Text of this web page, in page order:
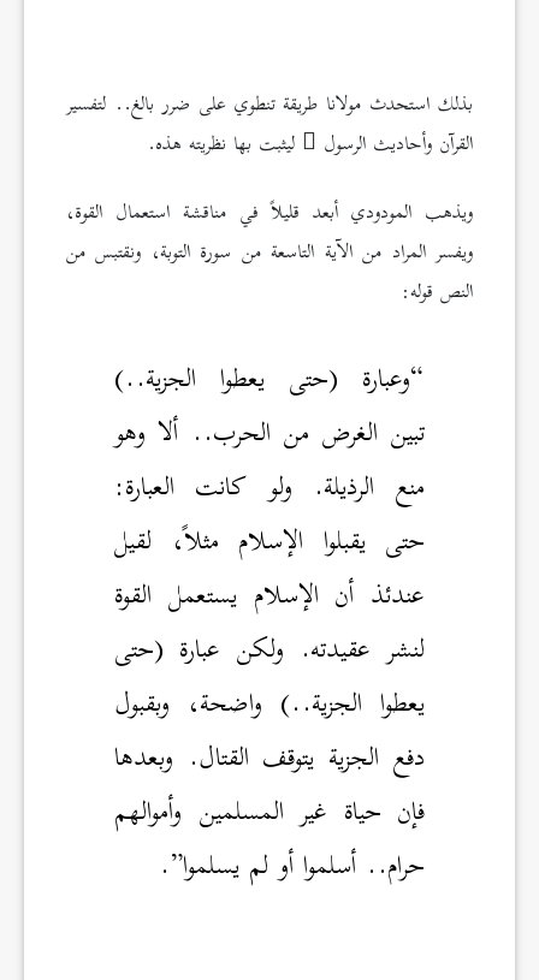
بذلك استحدث مولانا طريقة تنطوي على ضرر بالغ.. لتفسير
القرآن وأحاديث الرسول
ليثبت بها نظريته هذه.
ويذهب المودودي أبعد قليلاً في مناقشة استعمال القوة،
ويفسر المراد من الآية التاسعة من سورة التوبة، ونقتبس من
النص قوله:
“وعبارة (حتى يعطوا الجزية..)
تبين الغرض من الحرب.. ألا وهو
منع الرذيلة. ولو كانت العبارة:
حتى يقبلوا الإسلام مثلاً، لقيل
عندئذ أن الإسلام يستعمل القوة
لنشر عقيدته. ولكن عبارة (حتى
يعطوا الجزية..) واضحة، وبقبول
دفع الجزية يتوقف القتال. وبعدها
فإن حياة غير المسلمين وأموالهم
حرام.. أسلموا أو لم يسلموا”.